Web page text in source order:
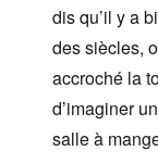
dis qu’il y a
des siècles,
accroché la
d’imaginer
salle à